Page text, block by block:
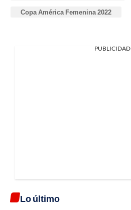
Copa América Femenina 2022
PUBLICIDAD
Lo último